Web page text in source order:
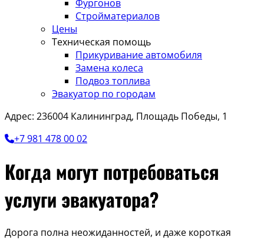
Фургонов
Стройматериалов
Цены
Техническая помощь
Прикуривание автомобиля
Замена колеса
Подвоз топлива
Эвакуатор по городам
Адрес: 236004 Калининград, Площадь Победы, 1
+7 981 478 00 02
Когда могут потребоваться
услуги эвакуатора?
Дорога полна неожиданностей, и даже короткая